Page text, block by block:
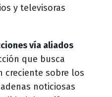
y televisoras
vía aliados
que busca
creciente sobre los
noticiosas